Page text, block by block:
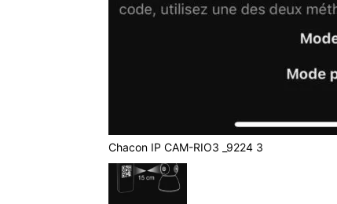
Chacon IP CAM-RIO3 _9224 3